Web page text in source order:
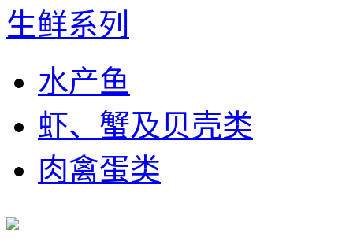
生鲜系列
水产鱼
虾、蟹及贝壳类
肉禽蛋类